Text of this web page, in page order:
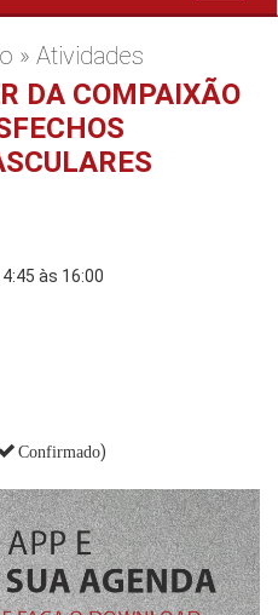
menu
» Atividades
DA COMPAIXÃO
às 16:00
Confirmado)